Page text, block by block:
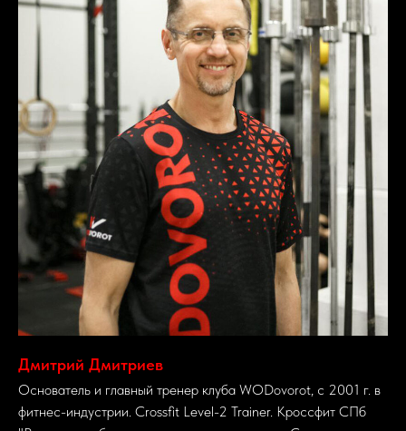
Дмитрий Дмитриев
Основатель и главный тренер клуба WODovorot, с 2001 г. в
фитнес-индустрии. Crossfit Level-2 Trainer. Кроссфит СПб